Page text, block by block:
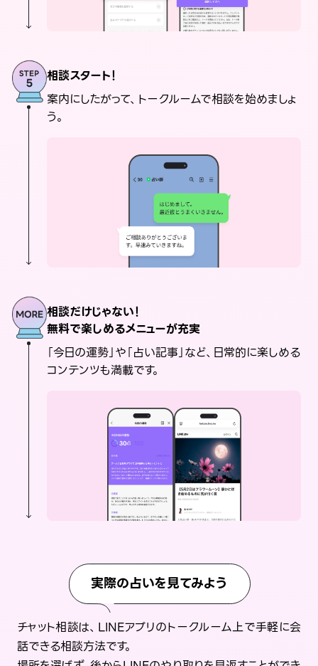
相談スタート！
案内にしたがって、トークルームで相談を始めましょ
う。
相談だけじゃない！
無料で楽しめるメニューが充実
「今日の運勢」や「占い記事」など、日常的に楽しめる
コンテンツも満載です。
実際の占いを見てみよう
チャット相談は、LINEアプリのトークルーム上で手軽に会
話できる相談方法です。